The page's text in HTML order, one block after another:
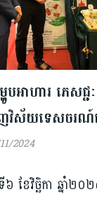
បអាហារ ភេសជ្
វិស័យទេសចរណ៍
2024
៦ ខែវិច្ឆិកា ឆ្នាំ២